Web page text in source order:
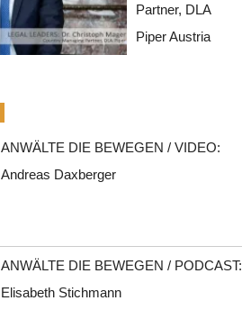
Partner, DLA
Piper Austria
ANWÄLTE DIE BEWEGEN / VIDEO:
Andreas Daxberger
ANWÄLTE DIE BEWEGEN / PODCAST:
Elisabeth Stichmann